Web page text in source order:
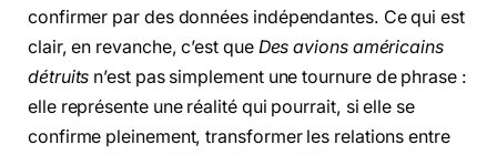
confirmer par des données indépendantes. Ce qui est
clair, en revanche, c’est que Des avions américains
détruits n’est pas simplement une tournure de phrase :
elle représente une réalité qui pourrait, si elle se
confirme pleinement, transformer les relations entre